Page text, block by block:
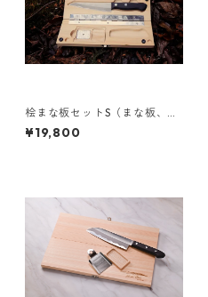
桧まな板セットS（まな板、包
丁、おろし金）
¥19,800